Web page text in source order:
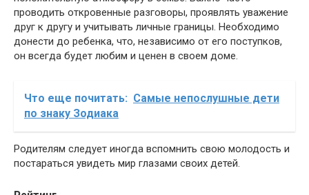
проводить откровенные разговоры, проявлять уважение
друг к другу и учитывать личные границы. Необходимо
донести до ребенка, что, независимо от его поступков,
он всегда будет любим и ценен в своем доме.
Что еще почитать: Самые непослушные дети
по знаку Зодиака
Родителям следует иногда вспомнить свою молодость и
постараться увидеть мир глазами своих детей.